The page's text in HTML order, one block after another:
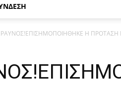
Η ΠΡΟΤΑΣΗ